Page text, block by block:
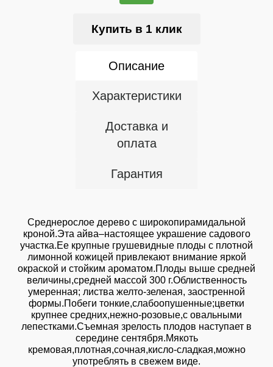
Купить в 1 клик
Описание
Характеристики
Доставка и
оплата
Гарантия
Среднерослое дерево с широкопирамидальной
кроной.Эта айва–настоящее украшение садового
участка.Ее крупные грушевидные плоды с плотной
лимонной кожицей привлекают внимание яркой
окраской и стойким ароматом.Плоды выше средней
величины,средней массой 300 г.Облиственность
умеренная; листва желто-зеленая, заостренной
формы.Побеги тонкие,слабоопушенные;цветки
крупнее средних,нежно-розовые,с овальными
лепестками.Съемная зрелость плодов наступает в
середине сентября.Мякоть
кремовая,плотная,сочная,кисло-сладкая,можно
употреблять в свежем виде.